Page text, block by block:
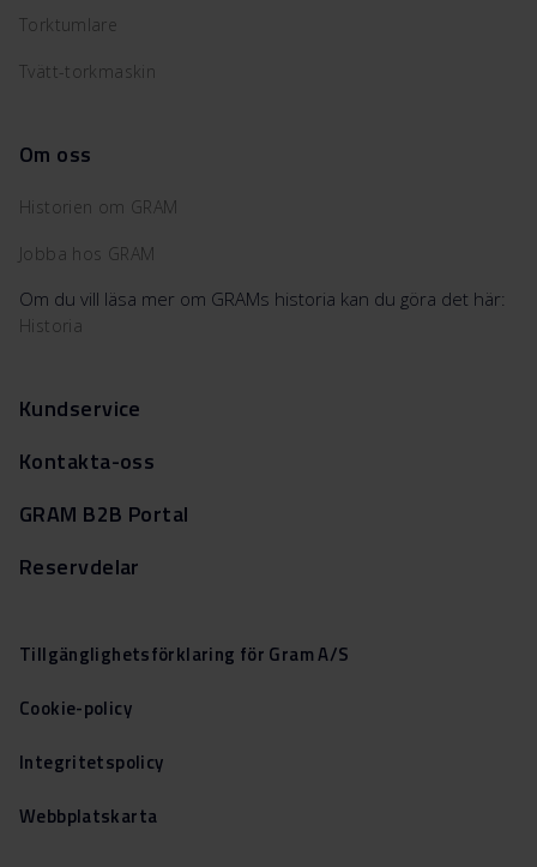
Torktumlare
Tvätt-torkmaskin
Om oss
Historien om GRAM
Jobba hos GRAM
Om du vill läsa mer om GRAMs historia kan du göra det här:
Historia
Kundservice
Kontakta-oss
GRAM B2B Portal
Reservdelar
Tillgänglighetsförklaring för Gram A/S
Cookie-policy
Integritetspolicy
Webbplatskarta